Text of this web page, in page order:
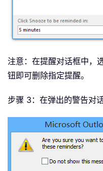
注意：在提醒对话框中，
钮即可删除指定提醒。
步骤 3：在弹出的警告对